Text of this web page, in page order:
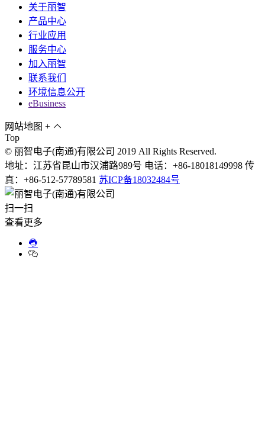
关于丽智
产品中心
行业应用
服务中心
加入丽智
联系我们
环境信息公开
eBusiness
网站地图 +
Top
© 丽智电子(南通)有限公司 2019 All Rights Reserved.
地址：江苏省昆山市汉浦路989号 电话：+86-18018149998 传
真：+86-512-57789581 苏ICP备18032484号
扫一扫
查看更多